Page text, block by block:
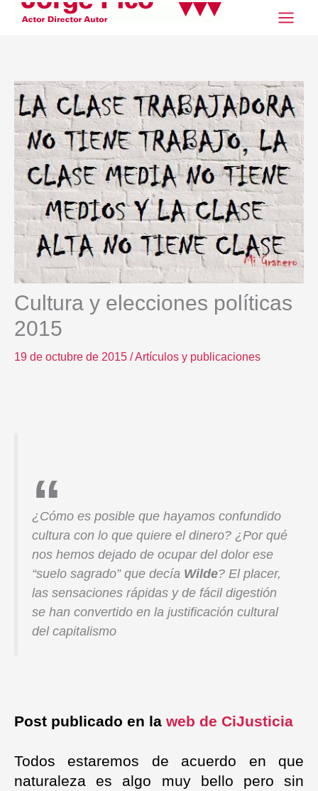
Cultura y elecciones políticas
2015
19 de octubre de 2015 /Artículos y publicaciones
¿Cómo es posible que hayamos confundido
cultura con lo que quiere el dinero? ¿Por qué
nos hemos dejado de ocupar del dolor ese
“suelo sagrado” que decía Wilde? El placer,
las sensaciones rápidas y de fácil digestión
se han convertido en la justificación cultural
del capitalismo
Post publicado en la web de CiJusticia
Todos estaremos de acuerdo en que
naturaleza es algo muy bello pero sin